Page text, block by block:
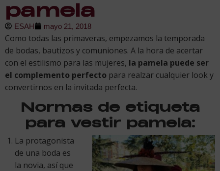
pamela
ESAH mayo 21, 2018
Como todas las primaveras, empezamos la temporada
de bodas, bautizos y comuniones. A la hora de acertar
con el estilismo para las mujeres, la pamela puede ser
el complemento perfecto para realzar cualquier look y
convertirnos en la invitada perfecta.
Normas de etiqueta
para vestir pamela:
La protagonista
de una boda es
la novia, así que